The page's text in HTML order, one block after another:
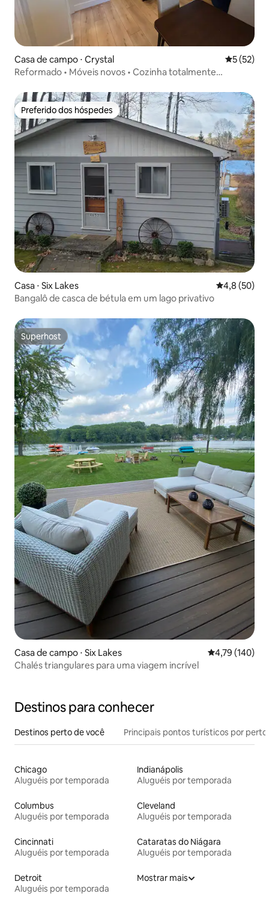
Casa de campo ⋅ Crystal 5 de uma
5 (52)
Reformado • Móveis novos • Cozinha totalmente
Preferido dos hóspedes
Preferido dos hóspedes
Casa ⋅ Six Lakes 4,8 de uma
4,8 (50)
Bangalô de casca de bétula em um lago privativo
Superhost
Superhost
Casa de campo ⋅ Six Lakes 4,79 de uma
4,79 (140)
Chalés triangulares para uma viagem incrível
Destinos para conhecer
Destinos perto de você Principais pontos turísticos por perto
Chicago
Aluguéis por temporada
Indianápolis
Aluguéis por temporada
Columbus
Aluguéis por temporada
Cleveland
Aluguéis por temporada
Cincinnati
Aluguéis por temporada
Cataratas do Niágara
Aluguéis por temporada
Detroit
Aluguéis por temporada
Mostrar mais